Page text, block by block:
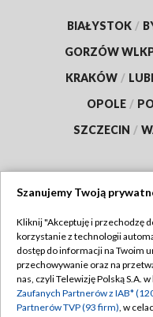
BIAŁYSTOK /
GORZÓW
KRAKÓW /
OPOLE /
SZCZECIN /
Abonament TVP
Emisja w TVP
Szanujemy Twoją
Kliknij "Akceptuję i przechodzę
korzystanie z technologii
dostęp do informacji na Twoim
przechowywanie oraz na
nas, czyli Telewizję Polską S.A.
Zaufanych Partnerów z IAB*
Partnerów TVP (93 firm), w